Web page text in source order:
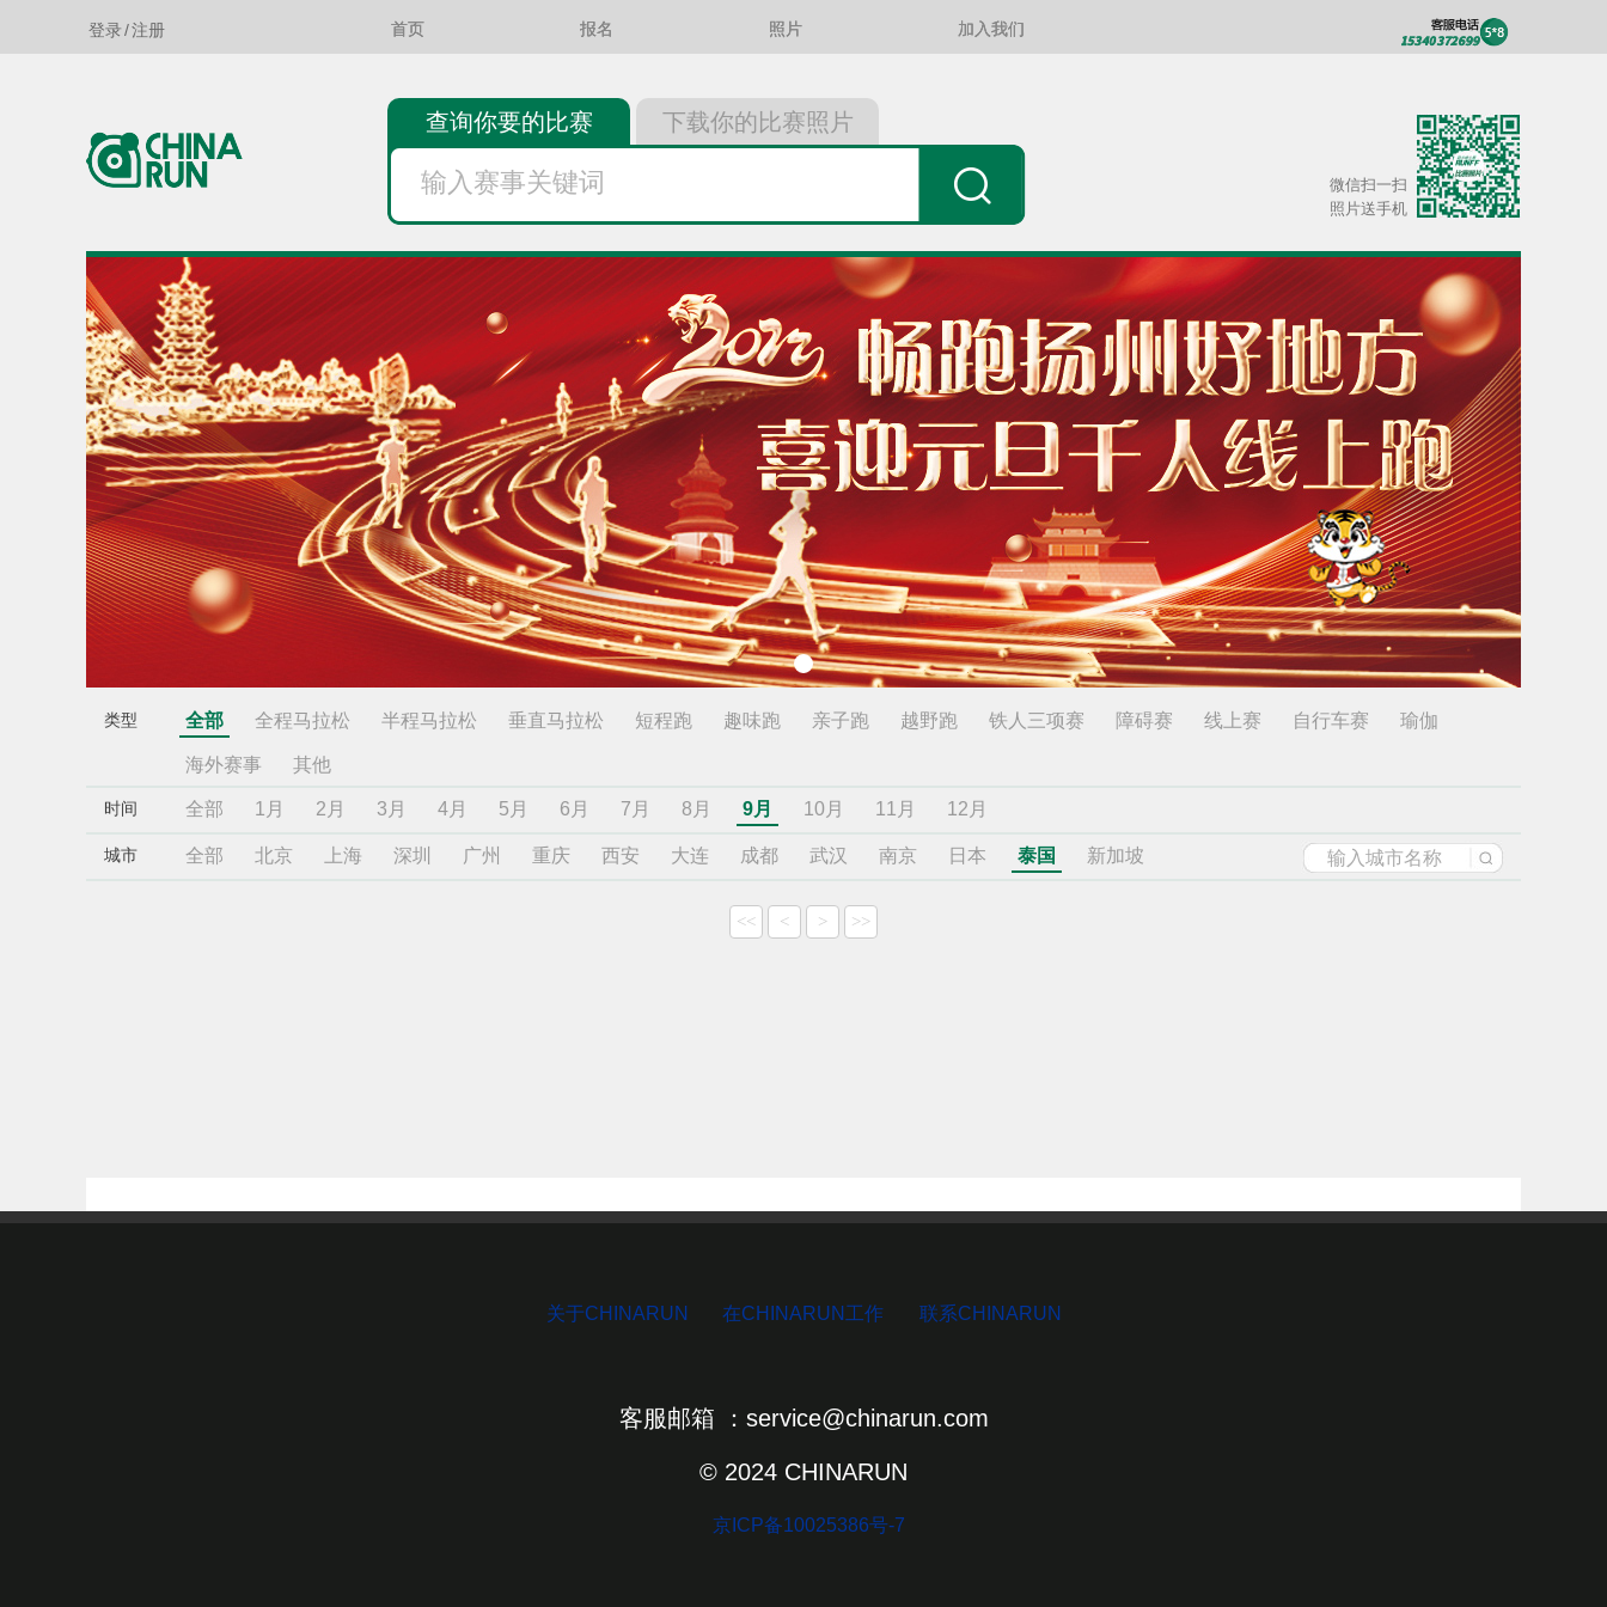
查询你要的比赛 下载你的比赛照片
微信扫一扫
照片送手机
首页 报名 照片 加入我们
登录/注册
类型 全部 全程马拉松 半程马拉松 垂直马拉松 短程跑 趣味跑 亲子跑 越野跑 铁人三项赛 障碍赛 线上赛 自行车赛 瑜伽
海外赛事 其他
时间 全部 1月 2月 3月 4月 5月 6月 7月 8月 9月 10月 11月 12月
城市 全部 北京 上海 深圳 广州 重庆 西安 大连 成都 武汉 南京 日本 泰国 新加坡
<< < > >>
关于CHINARUN 在CHINARUN工作 联系CHINARUN
客服邮箱 ：service@chinarun.com
© 2024 CHINARUN
京ICP备10025386号-7